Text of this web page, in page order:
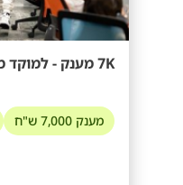
7K מענק - למוקד מחזיקי כרטיס בצפון!
מענק 7,000 ש"ח